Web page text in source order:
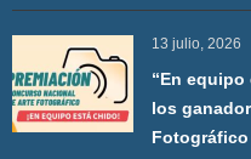
13 julio, 2026
“En
los
Fotográfico